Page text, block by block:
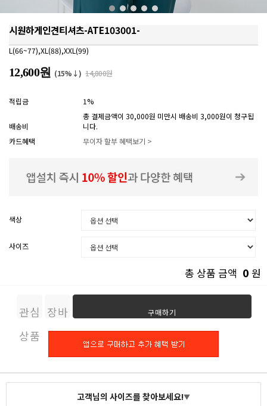
시원하게인견티셔츠-ATE103001-
L(66~77),XL(88),XXL(99)
12,600원 (15%↓) 14,800원
적립금 1%
배송비
총 결제금액이 30,000원 미만시 배송비 3,000원이 청구됩
니다.
카드혜택
무이자 할부 혜택보기 >
색상
사이즈
총 상품 금액 0 원
관심
상품
장바
구니
구매하기
고객님의 사이즈를 찾아보세요!▼